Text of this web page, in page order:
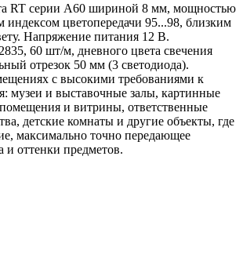
RT серии A60 шириной 8 мм, мощностью
цветопередачи 95...98, близким
Напряжение питания 12 В.
60 шт/м, дневного цвета свечения
отрезок 50 мм (3 светодиода).
с высокими требованиями к
музеи и выставочные залы, картинные
и витрины, ответственные
детские комнаты и другие объекты, где
максимально точно передающее
и оттенки предметов.